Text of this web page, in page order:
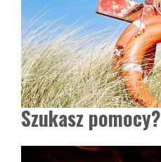
Szukasz pomocy?